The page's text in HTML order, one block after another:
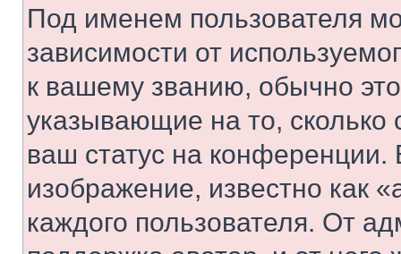
Под именем пользователя
зависимости от
к вашему званию, обычно это
указывающие на то,
ваш статус на
изображение, известно как
каждого пользователя. От